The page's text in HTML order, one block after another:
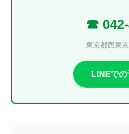
☎ 042-
東京都西東
LINEで